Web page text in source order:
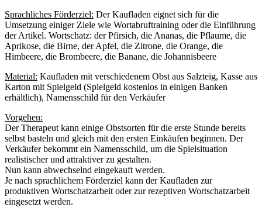
Sprachliches Förderziel: Der Kaufladen eignet sich für die
Umsetzung einiger Ziele wie Wortabruftraining oder die Einführung
der Artikel. Wortschatz: der Pfirsich, die Ananas, die Pflaume, die
Aprikose, die Birne, der Apfel, die Zitrone, die Orange, die
Himbeere, die Brombeere, die Banane, die Johannisbeere
Material: Kaufladen mit verschiedenem Obst aus Salzteig, Kasse aus
Karton mit Spielgeld (Spielgeld kostenlos in einigen Banken
erhältlich), Namensschild für den Verkäufer
Vorgehen:
Der Therapeut kann einige Obstsorten für die erste Stunde bereits
selbst basteln und gleich mit den ersten Einkäufen beginnen. Der
Verkäufer bekommt ein Namensschild, um die Spielsituation
realistischer und attraktiver zu gestalten.
Nun kann abwechselnd eingekauft werden.
Je nach sprachlichem Förderziel kann der Kaufladen zur
produktiven Wortschatzarbeit oder zur rezeptiven Wortschatzarbeit
eingesetzt werden.